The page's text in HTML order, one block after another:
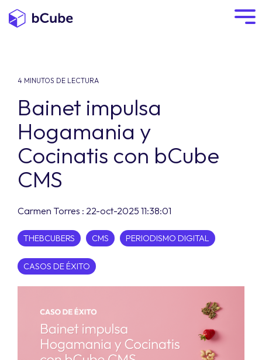
4 MINUTOS DE LECTURA
Bainet impulsa
Hogamania y
Cocinatis con bCube
CMS
Carmen Torres : 22-oct-2025 11:38:01
THEBCUBERS CMS PERIODISMO DIGITAL
CASOS DE ÉXITO